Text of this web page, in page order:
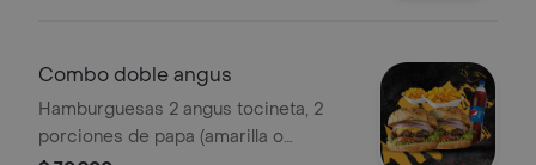
Combo doble angus
Hamburguesas 2 angus tocineta, 2
porciones de papa (amarilla o